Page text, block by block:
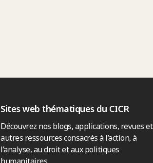
Sites web thématiques du CICR
Découvrez nos blogs, applications, revues et
autres ressources consacrés à l’action, à
l’analyse, au droit et aux politiques
humanitaires.